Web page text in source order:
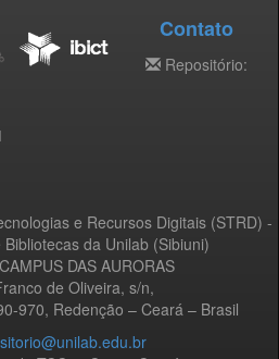
e Recursos Digitais (STRD) -
Bibliotecas da Unilab (Sibiuni)
DAS AURORAS
de Oliveira, s/n,
970, Redenção – Ceará – Brasil
Contato
Repositório: